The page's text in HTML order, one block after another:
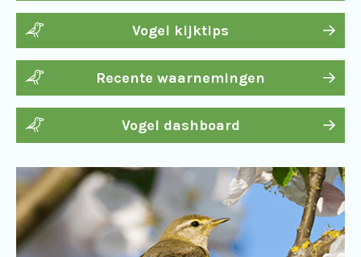
Vogel kijktips
Recente waarnemingen
Vogel dashboard